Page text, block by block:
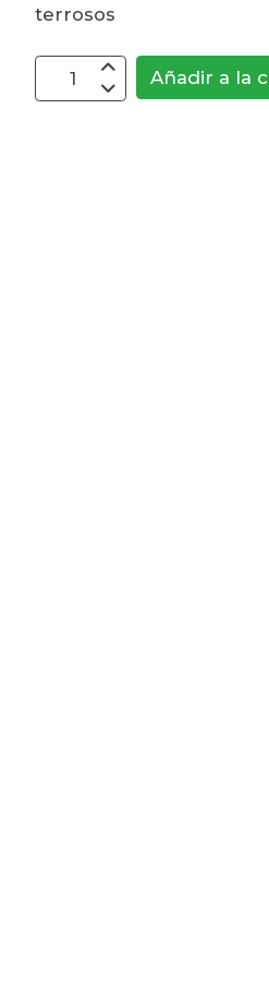
terrosos
Añadir a la